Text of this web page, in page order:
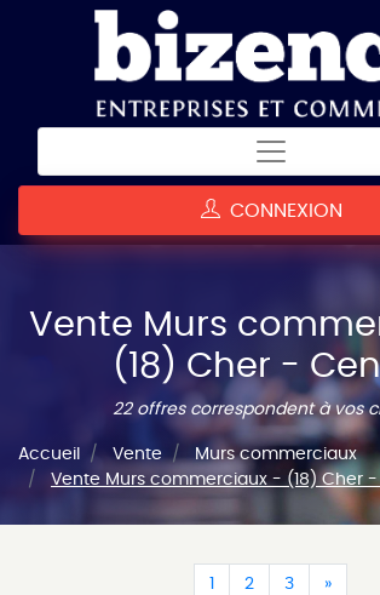
CONNEXION
Vente Murs
(18) Cher -
22 offres correspondent à vos
Accueil Vente
Murs commerciaux
Vente Murs commerciaux - (18) Cher
1(current)
2 (current)
3(current)
»